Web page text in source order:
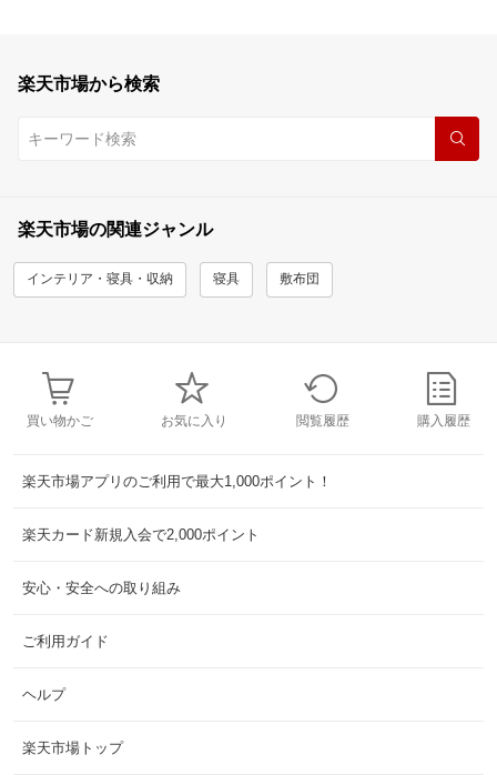
楽天市場から検索
楽天市場の関連ジャンル
インテリア・寝具・収納 寝具 敷布団
買い物かご お気に入り 閲覧履歴 購入履歴
楽天市場アプリのご利用で最大1,000ポイント！
楽天カード新規入会で2,000ポイント
安心・安全への取り組み
ご利用ガイド
ヘルプ
楽天市場トップ